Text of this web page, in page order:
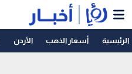
الرئيسية أسعار الذهب الأردن